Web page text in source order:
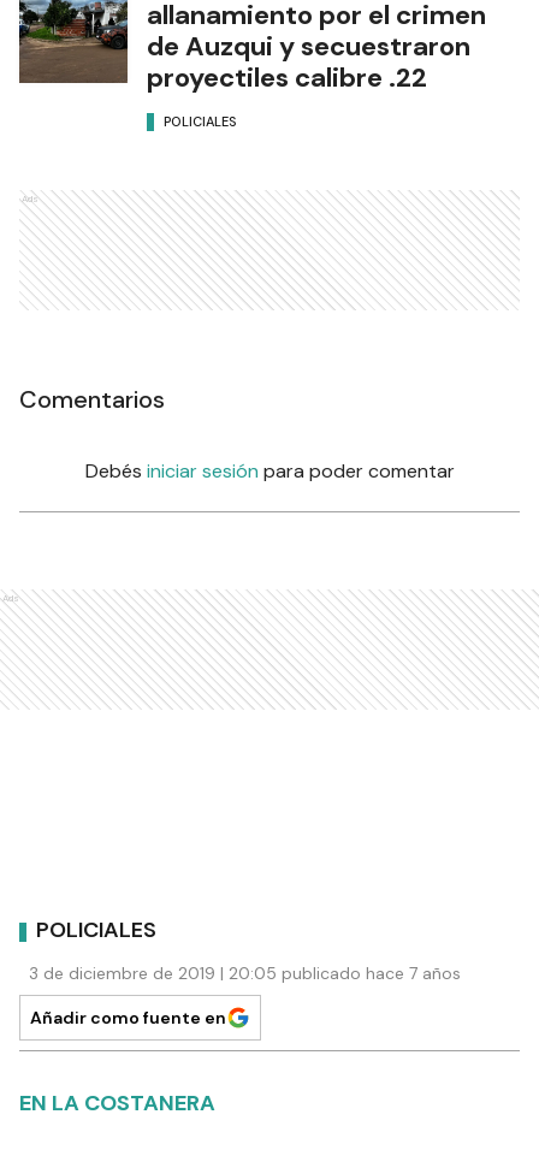
allanamiento por el crimen
de Auzqui y secuestraron
proyectiles calibre .22
POLICIALES
Ads
Comentarios
Debés iniciar sesión para poder comentar
Ads
POLICIALES
3 de diciembre de 2019 | 20:05 publicado hace 7 años
Añadir como fuente en
EN LA COSTANERA